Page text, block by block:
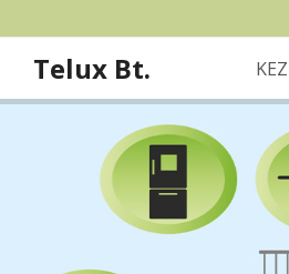
Telux Bt.